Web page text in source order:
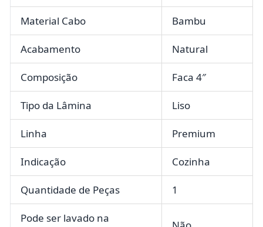
Material Cabo Bambu
Acabamento Natural
Composição Faca 4″
Tipo da Lâmina Liso
Linha Premium
Indicação Cozinha
Quantidade de Peças 1
Pode ser lavado na